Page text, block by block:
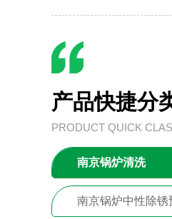
产品快捷分
PRODUCT QUICK
南京锅炉清洗
南京锅炉中性除锈